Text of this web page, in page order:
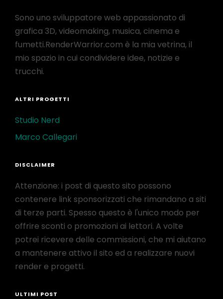
Sono uno sviluppatore web appassionato di
grafica 3D, videomaking, musica, cinema e
fumetti.RenderWarrior.com è la mia vetrina, il
mio spazio in cui condividere idee, notizie e
trucchi.
ALTRI PROGETTI
Studio Nerd
Marco Callegari
DISCLAIMER
Attenzione: i post di questo sito possono
contenere link sponsorizzati che rimandano a siti
di terze parti. Spesso questo è l'unico modo per
offrire sconti o promozioni ai lettori. A volte
potrei ricevere delle commissioni, che mi aiutano
a mantenere attivo il sito ed a realizzare nuovi
render e progetti.
ULTIMI POST